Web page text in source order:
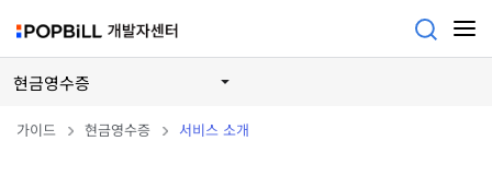
현금영수증
가이드 현금영수증 서비스 소개